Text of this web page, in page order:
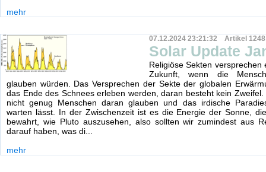
mehr
07.12.2024 23:21:32 Artikel
Solar Update
Religiöse Sekten versprechen
Zukunft, wenn die
glauben würden. Das Versprechen der Sekte der globalen
das Ende des Schnees erleben werden, daran besteht kein Zweifel.
nicht genug Menschen daran glauben und das irdische
warten lässt. In der Zwischenzeit ist es die Energie der Sonne,
bewahrt, wie Pluto auszusehen, also sollten wir zumindest aus
darauf haben, was di...
mehr